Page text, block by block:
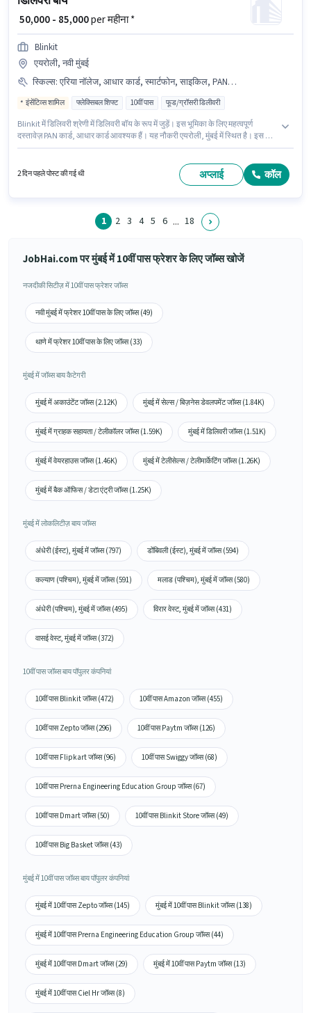
₹ 50,000 - 85,000per महीना *
Blinkit
एयरोली, नवी मुंबई
स्किल्स: एरिया नॉलेज, आधार कार्ड, स्मार्टफोन, साइकिल, PAN कार्ड, टू-व्हीलर ड्राइविंग, बाइक
इंसेंटिव्स शामिल फ्लेक्सिबल शिफ्ट 10वीं पास फूड/ग्रॉसरी डिलीवरी
Blinkit में डिलिवरी श्रेणी में डिलिवरी बॉय के रूप में जुड़ें। इस भूमिका के लिए महत्वपूर्ण
दस्तावेज़ PAN कार्ड, आधार कार्ड आवश्यक हैं। यह नौकरी एयरोली, मुंबई में स्थित है। इस जॉब
के लिए आवेदक के पास एरिया नॉलेज, टू-व्हीलर ड्राइविंग जैसी स्किल्स होनी चाहिए।
2 दिन पहले पोस्ट की गई थी अप्लाई कॉल
1 2 3 4 5 6 ... 18
JobHai.com पर मुंबई में 10वीं पास फ्रेशर के लिए जॉब्स खोजें
नजदीकी सिटीज़ में 10वीं पास फ्रेशर जॉब्स
नवी मुंबई में फ्रेशर 10वीं पास के लिए जॉब्स (49)
थाणे में फ्रेशर 10वीं पास के लिए जॉब्स (33)
मुंबई में जॉब्स बाय कैटेगरी
मुंबई में अकाउंटेंट जॉब्स (2.12K) मुंबई में सेल्स / बिज़नेस डेवलपमेंट जॉब्स (1.84K)
मुंबई में ग्राहक सहायता / टेलीकॉलर जॉब्स (1.59K) मुंबई में डिलिवरी जॉब्स (1.51K)
मुंबई में वेयरहाउस जॉब्स (1.46K) मुंबई में टेलीसेल्स / टेलीमार्केटिंग जॉब्स (1.26K)
मुंबई में बैक ऑफिस / डेटा एंट्री जॉब्स (1.25K)
मुंबई में लोकलिटीज़ बाय जॉब्स
अंधेरी (ईस्ट), मुंबई में जॉब्स (797) डोंबिवली (ईस्ट), मुंबई में जॉब्स (594)
कल्याण (पश्चिम), मुंबई में जॉब्स (591) मलाड (पश्चिम), मुंबई में जॉब्स (580)
अंधेरी (पश्चिम), मुंबई में जॉब्स (495) विरार वेस्ट, मुंबई में जॉब्स (431)
वासई वेस्ट, मुंबई में जॉब्स (372)
10वीं पास जॉब्स बाय पॉपुलर कंपनियां
10वीं पास Blinkit जॉब्स (472) 10वीं पास Amazon जॉब्स (455)
10वीं पास Zepto जॉब्स (296) 10वीं पास Paytm जॉब्स (126)
10वीं पास Flipkart जॉब्स (96) 10वीं पास Swiggy जॉब्स (68)
10वीं पास Prerna Engineering Education Group जॉब्स (67)
10वीं पास Dmart जॉब्स (50) 10वीं पास Blinkit Store जॉब्स (49)
10वीं पास Big Basket जॉब्स (43)
मुंबई में 10वीं पास जॉब्स बाय पॉपुलर कंपनियां
मुंबई में 10वीं पास Zepto जॉब्स (145) मुंबई में 10वीं पास Blinkit जॉब्स (138)
मुंबई में 10वीं पास Prerna Engineering Education Group जॉब्स (44)
मुंबई में 10वीं पास Dmart जॉब्स (29) मुंबई में 10वीं पास Paytm जॉब्स (13)
मुंबई में 10वीं पास Ciel Hr जॉब्स (8)